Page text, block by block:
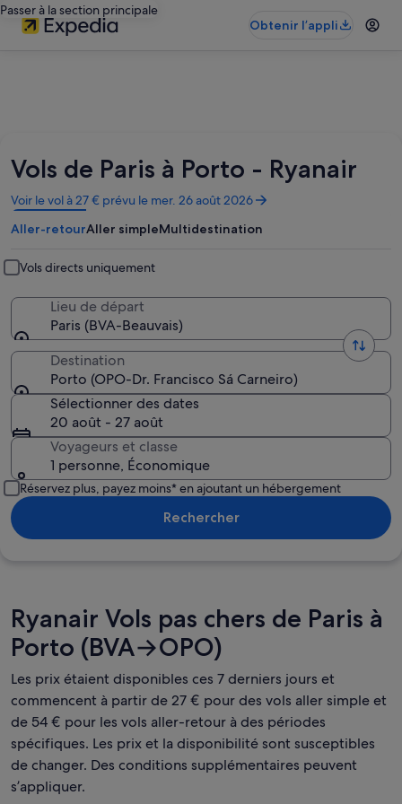
Passer à la section principale
Obtenir l’appli
Vols de Paris à Porto - Ryanair
Voir le vol à 27 € prévu le mer. 26 août 2026
S’ouvre
dans
une
fenêtre
Aller-retourAller simpleMultidestination
Vols directs uniquement
Lieu de départ
Paris (BVA-Beauvais)
Destination
Porto (OPO-Dr. Francisco Sá Carneiro)
Sélectionner des dates
20 août - 27 août
Voyageurs et classe
1 personne, Économique
Réservez plus, payez moins* en ajoutant un hébergement
Rechercher
Ryanair Vols pas chers de Paris à
Porto (BVA→OPO)
Les prix étaient disponibles ces 7 derniers jours et
commencent à partir de 27 € pour des vols aller simple et
de 54 € pour les vols aller-retour à des périodes
spécifiques. Les prix et la disponibilité sont susceptibles
de changer. Des conditions supplémentaires peuvent
s’appliquer.